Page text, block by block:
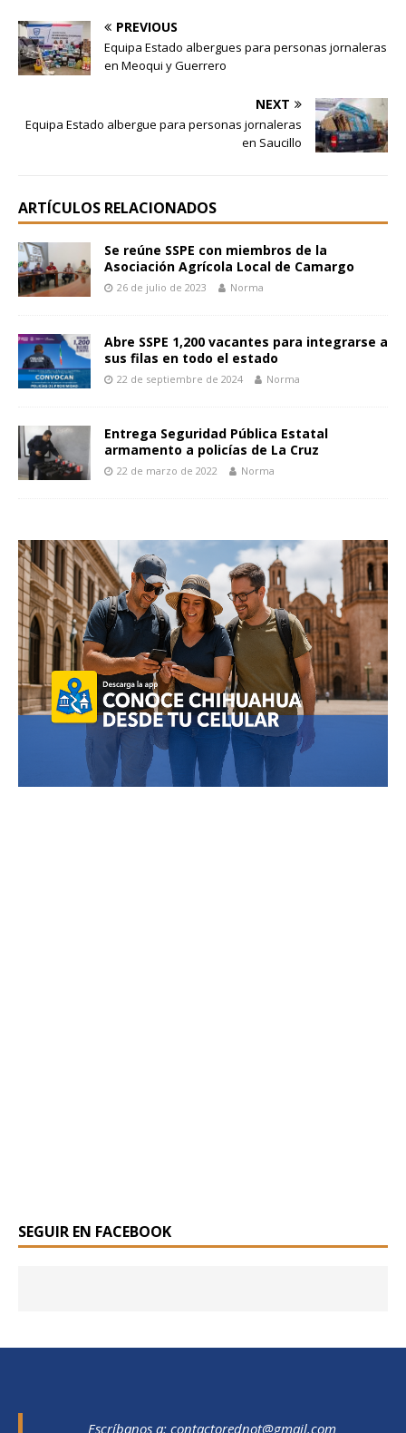
PREVIOUS
Equipa Estado albergues para personas jornaleras
en Meoqui y Guerrero
NEXT
Equipa Estado albergue para personas jornaleras
en Saucillo
ARTÍCULOS RELACIONADOS
Se reúne SSPE con miembros de la
Asociación Agrícola Local de Camargo
26 de julio de 2023 Norma
Abre SSPE 1,200 vacantes para integrarse a
sus filas en todo el estado
22 de septiembre de 2024 Norma
Entrega Seguridad Pública Estatal
armamento a policías de La Cruz
22 de marzo de 2022 Norma
SEGUIR EN FACEBOOK
Escríbanos a: contactorednot@gmail.com